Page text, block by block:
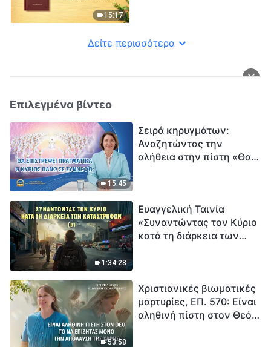
15:17
Δείτε περισσότερα
Επιλεγμένα βίντεο
15:45
Σειρά κηρυγμάτων:
Αναζητώντας την
αλήθεια στην πίστη «Θα
1:34:28
Ευαγγελική Ταινία
«Συναντώντας τον Κύριο
κατά τη διάρκεια των
εξαφάνισης». Οι
καταστροφές χτυπούν.
Ξεκινά η αντίστροφη
53:58
Χριστιανικές βιωματικές
μαρτυρίες, ΕΠ. 570: Είναι
αληθινή πίστη στον Θεό